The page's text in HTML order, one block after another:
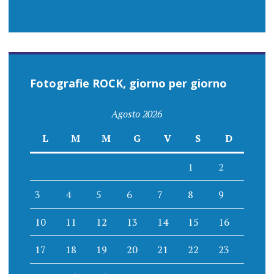
Fotografie ROCK, giorno per giorno
Agosto 2026
L
M M G V S D
1 2
3 4 5 6 7 8 9
10 11 12 13 14 15 16
17 18 19 20 21 22 23